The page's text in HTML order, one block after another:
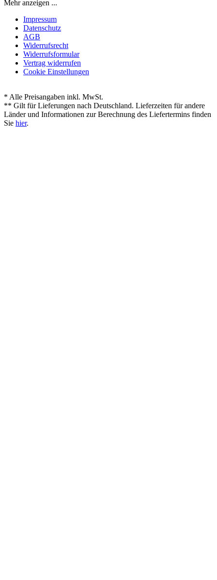
Mehr anzeigen ...
Impressum
Datenschutz
AGB
Widerrufsrecht
Widerrufsformular
Vertrag widerrufen
Cookie Einstellungen
* Alle Preisangaben inkl. MwSt.
** Gilt für Lieferungen nach Deutschland. Lieferzeiten für andere
Länder und Informationen zur Berechnung des Liefertermins finden
Sie hier.